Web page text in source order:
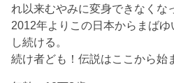
れ以来むやみに変身できなくな
2012年よりこの日本からまば
し続ける。
続け者ども！伝説はここから始